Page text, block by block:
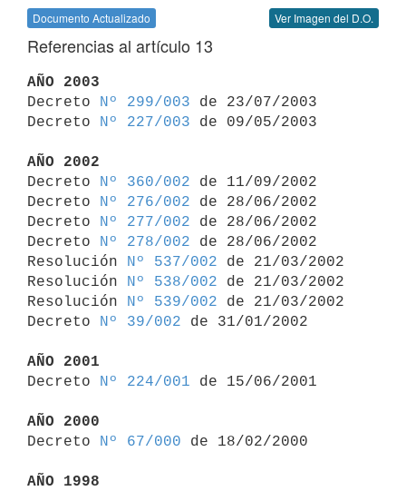
Documento Actualizado Ver Imagen del D.O.
Referencias al artículo 13
AÑO 2003
Decreto
Nº 299/003 de 23/07/2003
Decreto
Nº 227/003 de 09/05/2003
AÑO 2002
Decreto
Nº 360/002 de 11/09/2002
Decreto
Nº 276/002 de 28/06/2002
Decreto
Nº 277/002 de 28/06/2002
Decreto
Nº 278/002 de 28/06/2002
Resolución
Nº 537/002 de 21/03/2002
Resolución
Nº 538/002 de 21/03/2002
Resolución
Nº 539/002 de 21/03/2002
Decreto
Nº 39/002 de 31/01/2002
AÑO 2001
Decreto
Nº 224/001 de 15/06/2001
AÑO 2000
Decreto
Nº 67/000 de 18/02/2000
AÑO 1998